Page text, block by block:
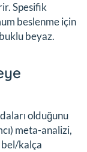
Spesifik
beslenme için
beyaz.
olduğunu
meta-analizi,
bel/kalça